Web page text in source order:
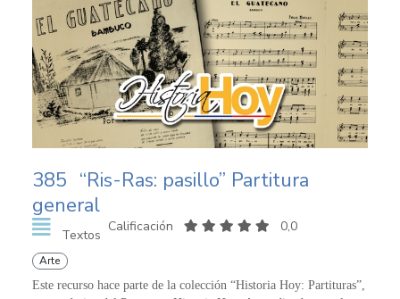
385 “Ris-Ras: pasillo” Partitura
general
Textos
Calificación 0,0
Arte
Este recurso hace parte de la colección “Historia Hoy: Partituras”,